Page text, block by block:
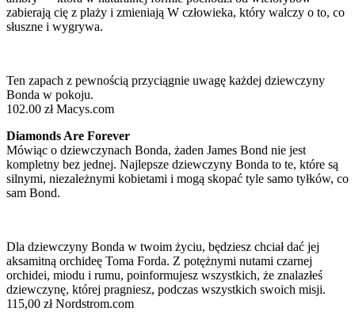
zabierają cię z plaży i zmieniają W człowieka, który walczy o to, co
słuszne i wygrywa.
Ten zapach z pewnością przyciągnie uwagę każdej dziewczyny
Bonda w pokoju.
102.00 zł Macys.com
Diamonds Are Forever
Mówiąc o dziewczynach Bonda, żaden James Bond nie jest
kompletny bez jednej. Najlepsze dziewczyny Bonda to te, które są
silnymi, niezależnymi kobietami i mogą skopać tyle samo tyłków, co
sam Bond.
Dla dziewczyny Bonda w twoim życiu, będziesz chciał dać jej
aksamitną orchideę Toma Forda. Z potężnymi nutami czarnej
orchidei, miodu i rumu, poinformujesz wszystkich, że znalazłeś
dziewczynę, której pragniesz, podczas wszystkich swoich misji.
115,00 zł Nordstrom.com